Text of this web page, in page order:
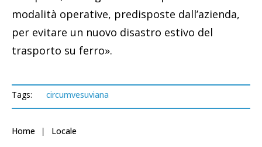
modalità operative, predisposte dall’azienda,
per evitare un nuovo disastro estivo del
trasporto su ferro».
Tags: circumvesuviana
Home Locale